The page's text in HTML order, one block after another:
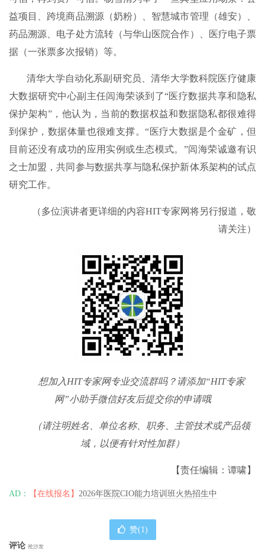
益项目、跨境商品溯源（奶粉）、智慧城市管理（雄安）、
药品溯源、电子处方流转（与华山医院合作）、医疗电子票
据（一张票多次报销）等。
清华大学自动化系副研究员、清华大学数科院医疗健康
大数据研究中心副主任闾海荣谈到了“医疗数据共享和隐私
保护架构”，他认为，当前的数据权益和数据隐私都很难得
到保护，数据体量也很难支撑。“医疗大数据是个金矿，但
目前还没有成功的应用实例或生态模式。”闾海荣诚邀有识
之士加盟，共同参与数据共享与隐私保护新体系架构的试点
研究工作。
（多位演讲者更详细的内容HIT专家网将另行报道，敬
请关注）
想加入HIT专家网专业交流群吗？请添加“HIT专家
网”小助手微信好友后提交你的申请哦
（请注明姓名、单位名称、职务、主管技术或产品领
域，以便有针对性加群）
【责任编辑：谭啸】
AD： 【在线报名】 2026年医院CIO能力培训班火热招生中
赞(1)
评论 抢沙发